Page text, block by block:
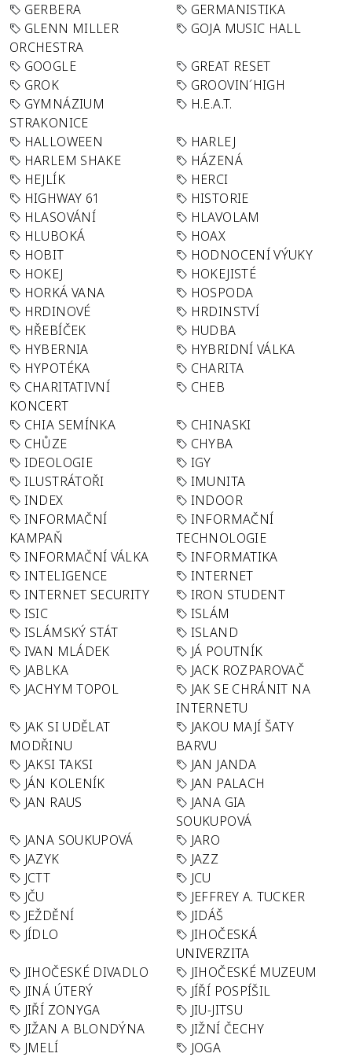
GERBERA
GERMANISTIKA
GLENN MILLER
ORCHESTRA
GOJA MUSIC HALL
GOOGLE
GREAT RESET
GROK
GROOVIN´HIGH
GYMNÁZIUM
STRAKONICE
H.E.A.T.
HALLOWEEN
HARLEJ
HARLEM SHAKE
HÁZENÁ
HEJLÍK
HERCI
HIGHWAY 61
HISTORIE
HLASOVÁNÍ
HLAVOLAM
HLUBOKÁ
HOAX
HOBIT
HODNOCENÍ VÝUKY
HOKEJ
HOKEJISTÉ
HORKÁ VANA
HOSPODA
HRDINOVÉ
HRDINSTVÍ
HŘEBÍČEK
HUDBA
HYBERNIA
HYBRIDNÍ VÁLKA
HYPOTÉKA
CHARITA
CHARITATIVNÍ
KONCERT
CHEB
CHIA SEMÍNKA
CHINASKI
CHŮZE
CHYBA
IDEOLOGIE
IGY
ILUSTRÁTOŘI
IMUNITA
INDEX
INDOOR
INFORMAČNÍ
KAMPAŇ
INFORMAČNÍ
TECHNOLOGIE
INFORMAČNÍ VÁLKA
INFORMATIKA
INTELIGENCE
INTERNET
INTERNET SECURITY
IRON STUDENT
ISIC
ISLÁM
ISLÁMSKÝ STÁT
ISLAND
IVAN MLÁDEK
JÁ POUTNÍK
JABLKA
JACK ROZPAROVAČ
JACHYM TOPOL
JAK SE CHRÁNIT NA
INTERNETU
JAK SI UDĚLAT
MODŘINU
JAKOU MAJÍ ŠATY
BARVU
JAKSI TAKSI
JAN JANDA
JÁN KOLENÍK
JAN PALACH
JAN RAUS
JANA GIA
SOUKUPOVÁ
JANA SOUKUPOVÁ
JARO
JAZYK
JAZZ
JCTT
JCU
JČU
JEFFREY A. TUCKER
JEŽDĚNÍ
JIDÁŠ
JÍDLO
JIHOČESKÁ
UNIVERZITA
JIHOČESKÉ DIVADLO
JIHOČESKÉ MUZEUM
JINÁ ÚTERÝ
JÍŘÍ POSPÍŠIL
JIŘÍ ZONYGA
JIU-JITSU
JIŽAN A BLONDÝNA
JIŽNÍ ČECHY
JMELÍ
JOGA